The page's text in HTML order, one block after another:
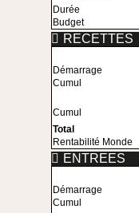
Durée
Budget
RECETTES
Démarrage
Cumul
Cumul
Total
Rentabilité Monde
ENTREES
Démarrage
Cumul